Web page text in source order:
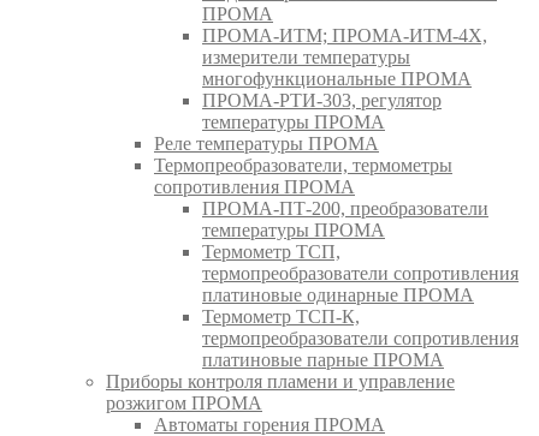
ПРОМА
ПРОМА-ИТМ; ПРОМА-ИТМ-4Х,
измерители температуры
многофункциональные ПРОМА
ПРОМА-РТИ-303, регулятор
температуры ПРОМА
Реле температуры ПРОМА
Термопреобразователи, термометры
сопротивления ПРОМА
ПРОМА-ПТ-200, преобразователи
температуры ПРОМА
Термометр ТСП,
термопреобразователи сопротивления
платиновые одинарные ПРОМА
Термометр ТСП-К,
термопреобразователи сопротивления
платиновые парные ПРОМА
Приборы контроля пламени и управление
розжигом ПРОМА
Автоматы горения ПРОМА